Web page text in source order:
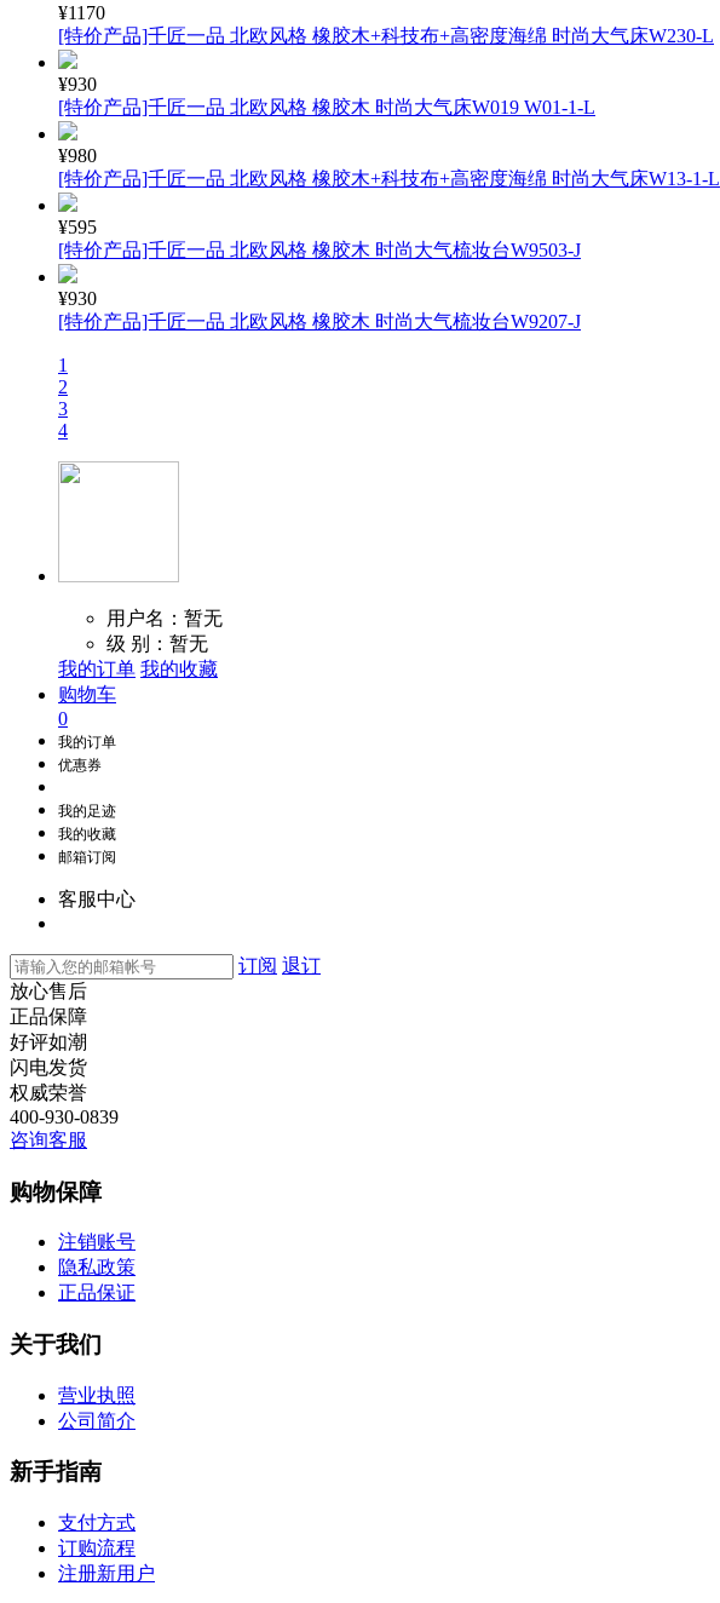
¥1170
[特价产品]千匠一品 北欧风格 橡胶木+科技布+高密度海绵 时尚大气床W230-L
¥930
[特价产品]千匠一品 北欧风格 橡胶木 时尚大气床W019 W01-1-L
¥980
[特价产品]千匠一品 北欧风格 橡胶木+科技布+高密度海绵 时尚大气床W13-1-L
¥595
[特价产品]千匠一品 北欧风格 橡胶木 时尚大气梳妆台W9503-J
¥930
[特价产品]千匠一品 北欧风格 橡胶木 时尚大气梳妆台W9207-J
1
2
3
4
用户名：暂无
级 别：暂无
我的订单 我的收藏
购物车
0
我的订单
优惠券
我的足迹
我的收藏
邮箱订阅
客服中心
订阅 退订
放心售后
正品保障
好评如潮
闪电发货
权威荣誉
400-930-0839
咨询客服
购物保障
注销账号
隐私政策
正品保证
关于我们
营业执照
公司简介
新手指南
支付方式
订购流程
注册新用户